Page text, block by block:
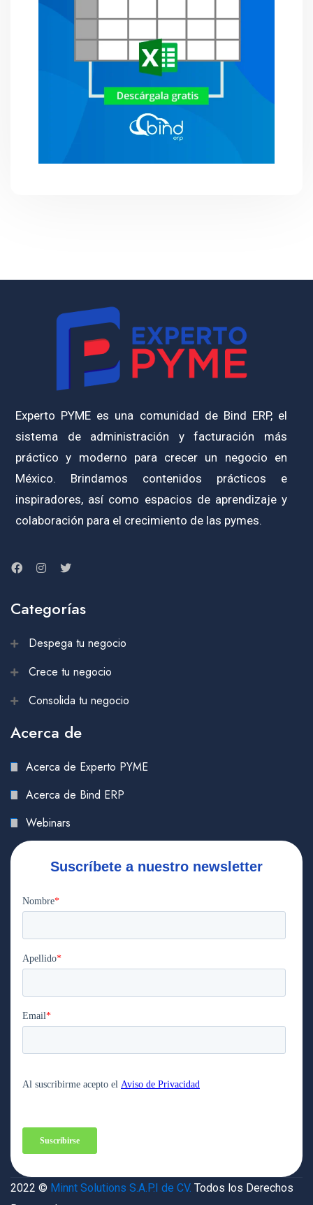
Experto PYME es una comunidad de Bind ERP, el
sistema de administración y facturación más
práctico y moderno para crecer un negocio en
México. Brindamos contenidos prácticos e
inspiradores, así como espacios de aprendizaje y
colaboración para el crecimiento de las pymes.
Categorías
Despega tu negocio
Crece tu negocio
Consolida tu negocio
Acerca de
Acerca de Experto PYME
Acerca de Bind ERP
Webinars
Suscríbete a nuestro newsletter
2022 © Minnt Solutions S.A.P.I de CV. Todos los Derechos